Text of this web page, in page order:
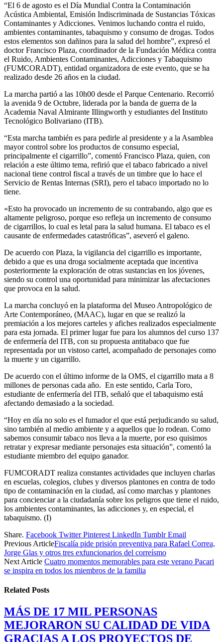
“El 6 de agosto es el Día Mundial Contra la Contaminación
Acústica Ambiental, Emisión Indiscriminada de Sustancias Tóxicas
Contaminantes y Adicciones. Venimos luchando contra el ruido,
ambientes contaminantes, tabaquismo y consumo de drogas. Todos
estos elementos son dañinos para la salud del hombre”, expresó el
doctor Francisco Plaza, coordinador de la Fundación Médica contra
el Ruido, Ambientes Contaminantes, Adicciones y Tabaquismo
(FUMCORADT), entidad organizadora de este evento, que se ha
realizado desde 26 años en la ciudad.
La marcha partió a las 10h00 desde el Parque Centenario. Recorrió
la avenida 9 de Octubre, liderada por la banda de guerra de la
Academia Naval Almirante Illingworth y estudiantes del Instituto
Tecnológico Bolivariano (ITB).
“Esta marcha también es para pedirle al presidente y a la Asamblea
mayor control sobre los productos de consumo especial,
principalmente el cigarrillo”, comentó Francisco Plaza, quien, con
relación a este último tema, refirió que el tabaco fabricado a nivel
nacional tiene control fiscal a través de un timbre que lo hace el
Servicio de Rentas Internas (SRI), pero el tabaco importado no lo
tiene.
«Esto ha provocado un incremento de su contrabando, algo que es
altamente peligroso, porque eso refleja un incremento de consumo
de cigarrillos, lo cual es letal para la salud humana. El tabaco es el
causante de enfermedades catastróficas”, aseveró el galeno.
De acuerdo con Plaza, la vigilancia del cigarrillo es importante,
debido a que es una droga socialmente aceptada que incentiva
posteriormente la exploración de otras sustancias en los jóvenes,
siendo su control una oportunidad para minimizar las afectaciones
que provoca en la salud.
La marcha concluyó en la plataforma del Museo Antropológico de
Arte Contemporáneo, (MAAC), lugar en que se realizó la
premiación a los mejores carteles y afiches realizados especialmente
para esta jornada. El primer lugar fue para los alumnos del curso 137
de enfermería del ITB, con su propuesta antitabaco que fue
representada por un vistoso cartel, acompañado de personajes como
la muerte y un cigarrillo.
De acuerdo con el último informe de la OMS, el cigarrillo mata a 8
millones de personas cada año. En este sentido, Carla Toro,
estudiante de enfermería del ITB, señaló que el tabaquismo está
afectando demasiado a la sociedad.
“Hoy en día no solo es el fumador el que está perjudicando su salud,
sino también al medio ambiente y a aquellos que lo rodean. Como
sabemos consumir tabaco nos lleva a la muerte, por eso quisimos
retratar y expresar mediante personajes esta situación”, comentó la
estudiante miembro del equipo ganador.
FUMCORADT realiza constantes actividades que incluyen charlas
en escuelas, colegios, clubes y diversos plantones en contra de todo
tipo de contaminación en la ciudad, así como marchas y plantones
para concienciar a la ciudadanía sobre los peligros que tiene el ruido,
los ambientes contaminantes, las adicciones y, en especial, el
tabaquismo. (I)
Share. Facebook Twitter Pinterest LinkedIn Tumblr Email
Previous ArticleFiscalía pide prisión preventiva para Rafael Correa,
Jorge Glas y otros tres exfuncionarios del correísmo
Next Article Cuatro momentos memorables para este verano Pacari
se inspira en todos los miembros de la familia
Related Posts
MÁS DE 17 MIL PERSONAS
MEJORARON SU CALIDAD DE VIDA
GRACIAS A LOS PROYECTOS DE